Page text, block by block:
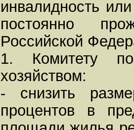
инвалидность
постоянно
Российской
1. Комитету по
хозяйством:
- снизить
процентов в